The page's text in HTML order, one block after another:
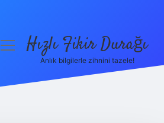
menüyüHızlı Fikir Durağı
Anlık bilgilerle zihnini tazele!